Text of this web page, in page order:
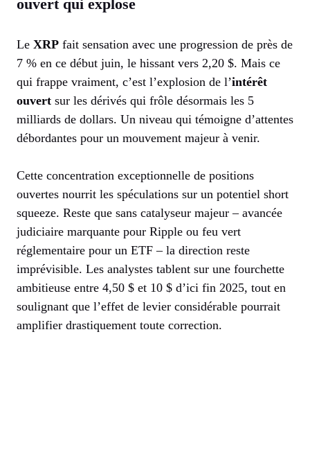
ouvert qui explose
Le XRP fait sensation avec une progression de près de
7 % en ce début juin, le hissant vers 2,20 $. Mais ce
qui frappe vraiment, c’est l’explosion de l’intérêt
ouvert sur les dérivés qui frôle désormais les 5
milliards de dollars. Un niveau qui témoigne d’attentes
débordantes pour un mouvement majeur à venir.
Cette concentration exceptionnelle de positions
ouvertes nourrit les spéculations sur un potentiel short
squeeze. Reste que sans catalyseur majeur – avancée
judiciaire marquante pour Ripple ou feu vert
réglementaire pour un ETF – la direction reste
imprévisible. Les analystes tablent sur une fourchette
ambitieuse entre 4,50 $ et 10 $ d’ici fin 2025, tout en
soulignant que l’effet de levier considérable pourrait
amplifier drastiquement toute correction.